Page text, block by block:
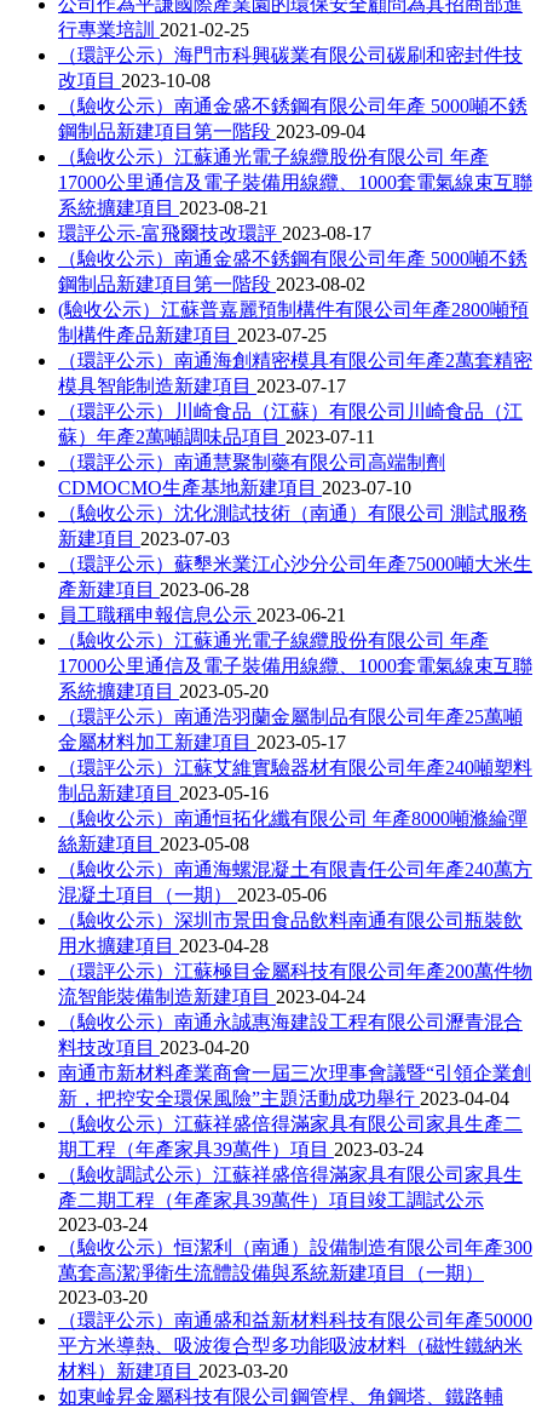
行專業培訓 2021-02-25
（環評公示）海門市科興碳業有限公司碳刷和密封件技
改項目 2023-10-08
（驗收公示）南通金盛不銹鋼有限公司年產 5000噸不銹
鋼制品新建項目第一階段 2023-09-04
（驗收公示）江蘇通光電子線纜股份有限公司 年產
17000公里通信及電子裝備用線纜、1000套電氣線束互聯
系統擴建項目 2023-08-21
環評公示-富飛爾技改環評 2023-08-17
（驗收公示）南通金盛不銹鋼有限公司年產 5000噸不銹
鋼制品新建項目第一階段 2023-08-02
(驗收公示）江蘇普嘉麗預制構件有限公司年產2800噸預
制構件產品新建項目 2023-07-25
（環評公示）南通海創精密模具有限公司年產2萬套精密
模具智能制造新建項目 2023-07-17
（環評公示）川崎食品（江蘇）有限公司川崎食品（江
蘇）年產2萬噸調味品項目 2023-07-11
（環評公示）南通慧聚制藥有限公司高端制劑
CDMOCMO生產基地新建項目 2023-07-10
（驗收公示）沈化測試技術（南通）有限公司 測試服務
新建項目 2023-07-03
（環評公示）蘇墾米業江心沙分公司年產75000噸大米生
產新建項目 2023-06-28
員工職稱申報信息公示 2023-06-21
（驗收公示）江蘇通光電子線纜股份有限公司 年產
17000公里通信及電子裝備用線纜、1000套電氣線束互聯
系統擴建項目 2023-05-20
（環評公示）南通浩羽蘭金屬制品有限公司年產25萬噸
金屬材料加工新建項目 2023-05-17
（環評公示）江蘇艾維實驗器材有限公司年產240噸塑料
制品新建項目 2023-05-16
（驗收公示）南通恒拓化纖有限公司 年產8000噸滌綸彈
絲新建項目 2023-05-08
（驗收公示）南通海螺混凝土有限責任公司年產240萬方
混凝土項目（一期） 2023-05-06
（驗收公示）深圳市景田食品飲料南通有限公司瓶裝飲
用水擴建項目 2023-04-28
（環評公示）江蘇極目金屬科技有限公司年產200萬件物
流智能裝備制造新建項目 2023-04-24
（驗收公示）南通永誠惠海建設工程有限公司瀝青混合
料技改項目 2023-04-20
南通市新材料產業商會一屆三次理事會議暨“引領企業創
新，把控安全環保風險”主題活動成功舉行 2023-04-04
（驗收公示）江蘇祥盛倍得滿家具有限公司家具生產二
期工程（年產家具39萬件）項目 2023-03-24
（驗收調試公示）江蘇祥盛倍得滿家具有限公司家具生
產二期工程（年產家具39萬件）項目竣工調試公示
2023-03-24
（驗收公示）恒潔利（南通）設備制造有限公司年產300
萬套高潔凈衛生流體設備與系統新建項目（一期）
2023-03-20
（環評公示）南通盛和益新材料科技有限公司年產50000
平方米導熱、吸波復合型多功能吸波材料（磁性鐵納米
材料）新建項目 2023-03-20
如東崯昇金屬科技有限公司鋼管桿、角鋼塔、鐵路輔